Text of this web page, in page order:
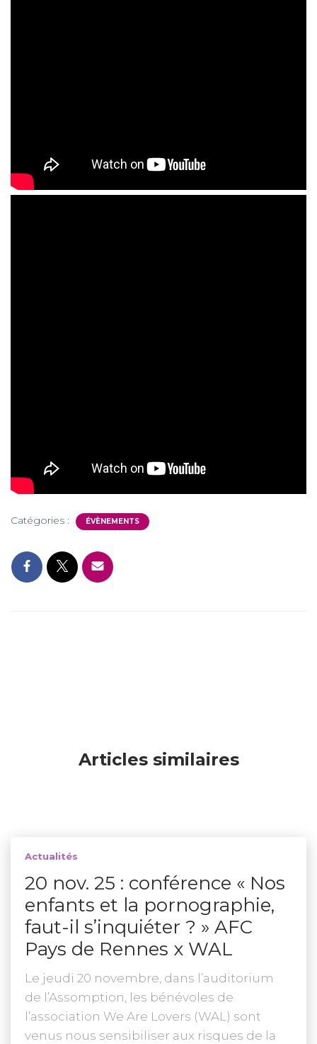
Catégories : ÉVÈNEMENTS
Articles similaires
Actualités
20 nov. 25 : conférence « Nos
enfants et la pornographie,
faut-il s’inquiéter ? » AFC
Pays de Rennes x WAL
Le jeudi 20 novembre, dans l’auditorium
de l’Assomption, les bénévoles de
l’association We Are Lovers (WAL) sont
venus nous sensibiliser aux risques de la